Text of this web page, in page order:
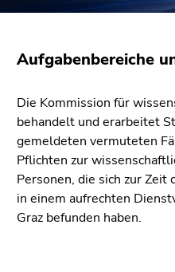
Inhalt
(Zugriffstaste
Zur
Positionsanzeige
(Zugriffstaste
2)
Aufgabenbereiche
Die Kommission für
behandelt und erarbeitet
gemeldeten vermuteten
Pflichten zur
Personen, die sich zur
in einem aufrechten
Graz befunden haben.